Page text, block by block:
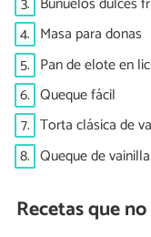
4. Masa para donas
5. Pan de elote en
6. Queque fácil
7. Torta clásica de
8. Queque de
Recetas que